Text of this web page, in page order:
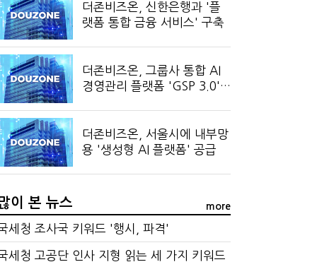
더존비즈온, 신한은행과 '플
랫폼 통합 금융 서비스' 구축
더존비즈온, 그룹사 통합 AI
경영관리 플랫폼 'GSP 3.0'
더존비즈온, 서울시에 내부망
용 '생성형 AI 플랫폼' 공급
이 본 뉴스 more
세청 조사국 키워드 '행시, 파격'
세청 고공단 인사 지형 읽는 세 가지 키워드